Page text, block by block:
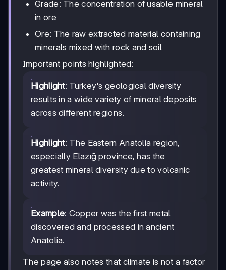
Grade: The concentration of usable mineral
in ore
Ore: The raw extracted material containing
minerals mixed with rock and soil
Important points highlighted:
Highlight: Turkey's geological diversity
results in a wide variety of mineral deposits
across different regions.
Highlight: The Eastern Anatolia region,
especially Elazığ province, has the
greatest mineral diversity due to volcanic
activity.
Example: Copper was the first metal
discovered and processed in ancient
Anatolia.
The page also notes that climate is not a factor